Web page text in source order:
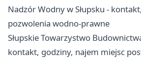
Nadzór Wodny w Słupsku -
pozwolenia wodno-prawne
Słupskie Towarzystwo
kontakt, godziny, najem miejsc